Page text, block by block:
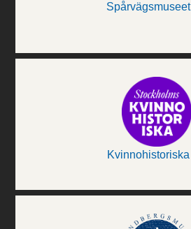
Spårvägsmuseet
Kvinnohistoriska